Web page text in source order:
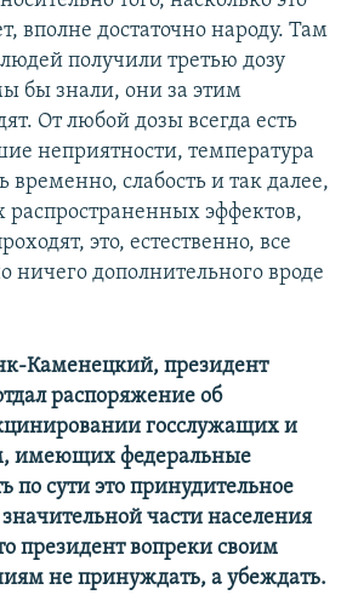
вполне достаточно народу. Там
получили третью дозу
бы знали, они за этим
От любой дозы всегда есть
неприятности, температура
временно, слабость и так далее,
распространенных эффектов,
это, естественно, все
ничего дополнительного вроде
Каменецкий, президент
распоряжение об
госслужащих и
имеющих федеральные
по сути это принудительное
части населения
президент вопреки своим
не принуждать, а убеждать.